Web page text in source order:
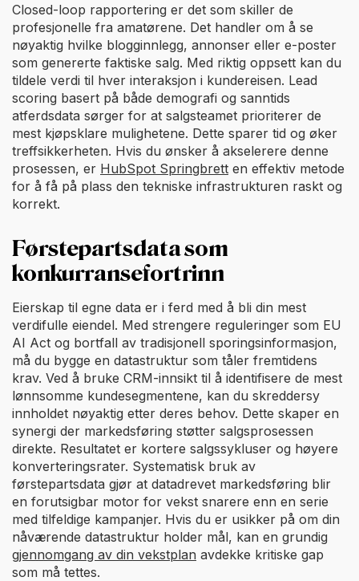
Closed-loop rapportering er det som skiller de
profesjonelle fra amatørene. Det handler om å se
nøyaktig hvilke blogginnlegg, annonser eller e-poster
som genererte faktiske salg. Med riktig oppsett kan du
tildele verdi til hver interaksjon i kundereisen. Lead
scoring basert på både demografi og sanntids
atferdsdata sørger for at salgsteamet prioriterer de
mest kjøpsklare mulighetene. Dette sparer tid og øker
treffsikkerheten. Hvis du ønsker å akselerere denne
prosessen, er HubSpot Springbrett en effektiv metode
for å få på plass den tekniske infrastrukturen raskt og
korrekt.
Førstepartsdata som
konkurransefortrinn
Eierskap til egne data er i ferd med å bli din mest
verdifulle eiendel. Med strengere reguleringer som EU
AI Act og bortfall av tradisjonell sporingsinformasjon,
må du bygge en datastruktur som tåler fremtidens
krav. Ved å bruke CRM-innsikt til å identifisere de mest
lønnsomme kundesegmentene, kan du skreddersy
innholdet nøyaktig etter deres behov. Dette skaper en
synergi der markedsføring støtter salgsprosessen
direkte. Resultatet er kortere salgssykluser og høyere
konverteringsrater. Systematisk bruk av
førstepartsdata gjør at datadrevet markedsføring blir
en forutsigbar motor for vekst snarere enn en serie
med tilfeldige kampanjer. Hvis du er usikker på om din
nåværende datastruktur holder mål, kan en grundig
gjennomgang av din vekstplan avdekke kritiske gap
som må tettes.